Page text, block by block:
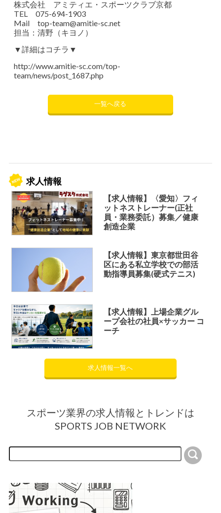
株式会社 アミティエ・スポーツクラブ京都
TEL 075-694-1903
Mailtop-team@amitie-sc.net
担当：清野（キヨノ）
▼詳細はコチラ▼
http://www.amitie-sc.com/top-
team/news/post_1687.php
一覧へ戻る
求人情報
【求人情報】〈愛知〉フィ
ットネストレーナー(正社
員・業務委託）募集／健康
創造企業
【求人情報】東京都世田谷
区にある私立学校での部活
動指導員募集(硬式テニス)
【求人情報】上場企業グル
ープ会社の社員×サッカー コ
ーチ
求人情報一覧へ
スポーツ業界の求人情報とトレンドは
SPORTS JOB NETWORK